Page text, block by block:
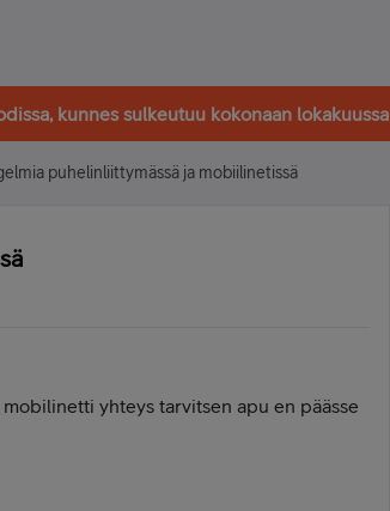
kunnes sulkeutuu kokonaan lokakuussa
puhelinliittymässä ja mobiilinetissä
yhteys tarvitsen apu en päässe